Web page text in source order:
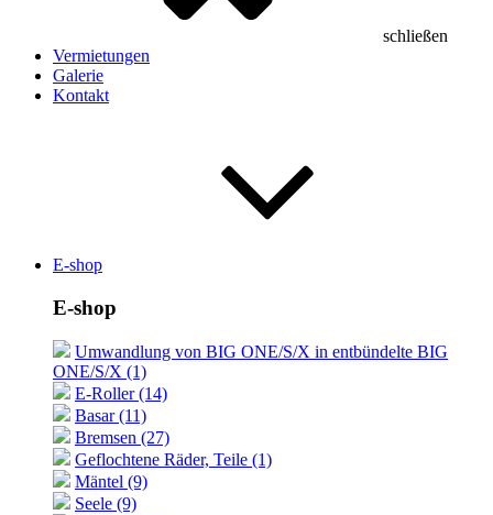
schließen
Vermietungen
Galerie
Kontakt
E-shop
E-shop
Umwandlung von BIG ONE/S/X in entbündelte BIG
ONE/S/X (1)
E-Roller (14)
Basar (11)
Bremsen (27)
Geflochtene Räder, Teile (1)
Mäntel (9)
Seele (9)